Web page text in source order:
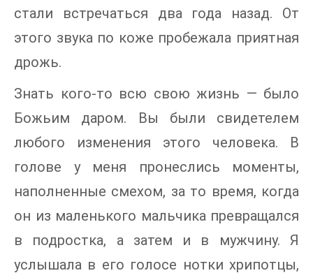
стали встречаться два года назад. От
этого звука по коже пробежала приятная
дрожь.
Знать кого-то всю свою жизнь — было
Божьим даром. Вы были свидетелем
любого изменения этого человека. В
голове у меня пронеслись моменты,
наполненные смехом, за то время, когда
он из маленького мальчика превращался
в подростка, а затем и в мужчину. Я
услышала в его голосе нотки хрипотцы,